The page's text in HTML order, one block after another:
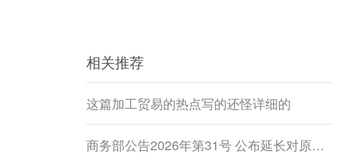
相关推荐
这篇加工贸易的热点写的还怪详细的
商务部公告2026年第31号 公布延长对原产于加拿大的进口豌豆淀粉反倾销调查期限决定